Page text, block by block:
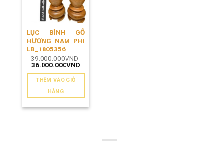
LỤC BÌNH GỖ
HƯƠNG NAM PHI
LB_1805356
39.000.000VND
Giá
là:
39.000.000VND.
36.000.000VNDGiá
tại
THÊM VÀO GIỎ
HÀNG